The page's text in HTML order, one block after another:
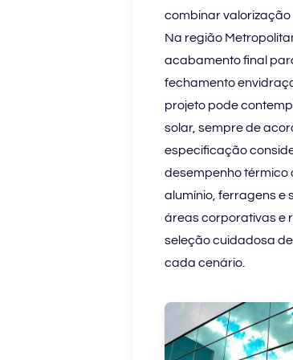
combinar valorização
Na região
acabamento final
fechamento
projeto pode
solar, sempre de
especificação
desempenho térmico
alumínio, ferragens e
áreas corporativas e
seleção cuidadosa
cada cenário.